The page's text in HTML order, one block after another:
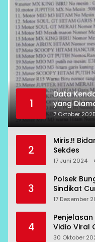
1
Data
yang
7 Oktober
2
Miris.!!
Sekdes
17 Juni 2024
3
Polsek
Sindikat
Beraksi di
17 Desember
4
Vidio Viral
Bahodopi
30 Oktober